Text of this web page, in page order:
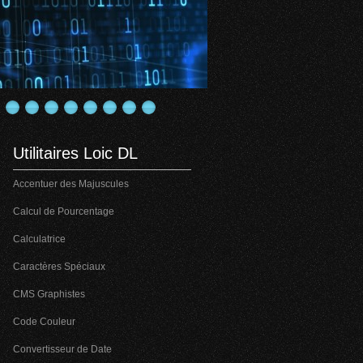
Utilitaires Loic DL
Accentuer des Majuscules
Calcul de Pourcentage
Calculatrice
Caractères Spéciaux
CMS Graphistes
Code Couleur
Convertisseur de Date